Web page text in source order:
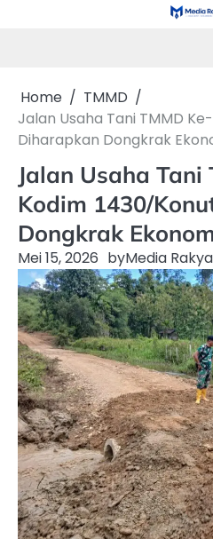
Home
TMMD
Jalan Usaha Tani TMMD
Diharapkan Dongkrak
Jalan Usaha Tani
Kodim 1430/
Dongkrak
Mei 15, 2026 byMedia